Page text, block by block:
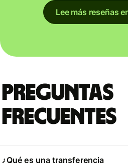
Lee más reseñas
Preguntas
frecuentes
¿Qué es una transferencia